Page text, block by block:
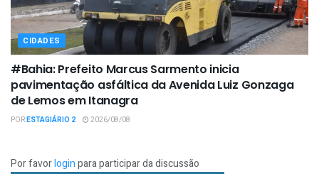
CIDADES
#Bahia: Prefeito Marcus Sarmento inicia
pavimentação asfáltica da Avenida Luiz Gonzaga
de Lemos em Itanagra
PORESTAGIÁRIO 2 2026/08/08
Por favorloginpara participar da discussão